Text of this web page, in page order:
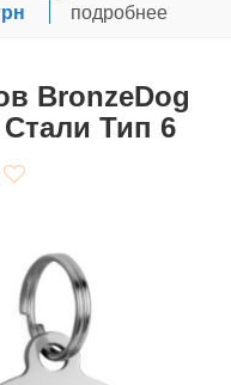
подробнее
BronzeDog
Тип 6